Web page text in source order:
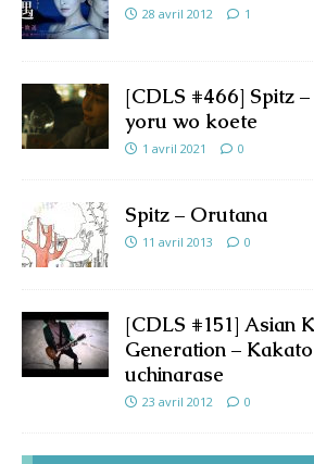
28 avril 2012 1
[CDLS #466] Spitz
yoru wo koete
1 avril 2021 0
Spitz – Orutana
11 avril 2013 0
[CDLS #151] Asian
Generation –
uchinarase
23 avril 2012 0